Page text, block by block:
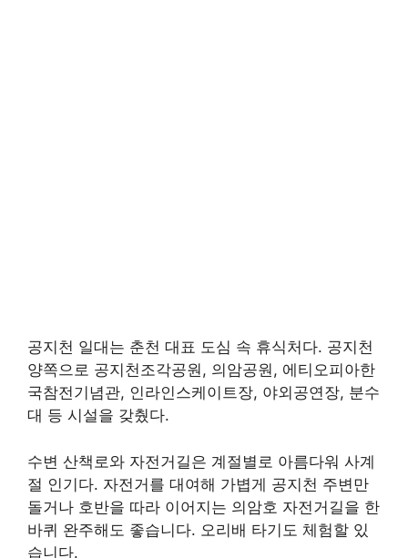
공지천 일대는 춘천 대표 도심 속 휴식처다. 공지천
양쪽으로 공지천조각공원, 의암공원, 에티오피아한
국참전기념관, 인라인스케이트장, 야외공연장, 분수
대 등 시설을 갖췄다.
수변 산책로와 자전거길은 계절별로 아름다워 사계
절 인기다. 자전거를 대여해 가볍게 공지천 주변만
돌거나 호반을 따라 이어지는 의암호 자전거길을 한
바퀴 완주해도 좋습니다. 오리배 타기도 체험할 있
습니다.